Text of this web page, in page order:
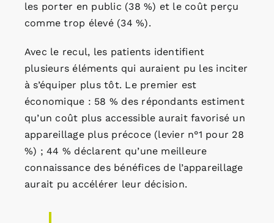
les porter en public (38 %) et le coût perçu
comme trop élevé (34 %).
Avec le recul, les patients identifient
plusieurs éléments qui auraient pu les inciter
à s’équiper plus tôt. Le premier est
économique : 58 % des répondants estiment
qu’un coût plus accessible aurait favorisé un
appareillage plus précoce (levier n°1 pour 28
%) ; 44 % déclarent qu’une meilleure
connaissance des bénéfices de l’appareillage
aurait pu accélérer leur décision.